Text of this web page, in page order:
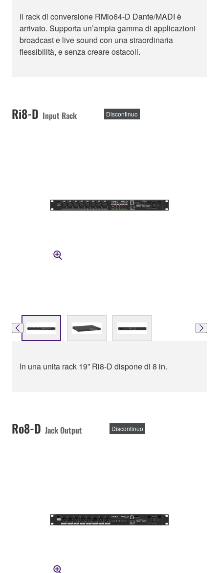
Il rack di conversione RMio64-D Dante/MADI è
arrivato. Supporta un’ampia gamma di applicazioni
broadcast e live sound con una straordinaria
flessibilità, e senza creare ostacoli.
Ri8-D Input Rack Discontinuo
In una unita rack 19” Ri8-D dispone di 8 in.
Ro8-D Jack Output Discontinuo